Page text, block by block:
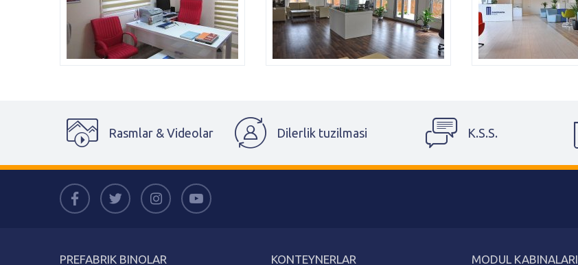
Rasmlar & Videolar Dilerlik tuzilmasi K.S.S.
PREFABRIK BINOLAR KONTEYNERLAR MODUL KABINALARI